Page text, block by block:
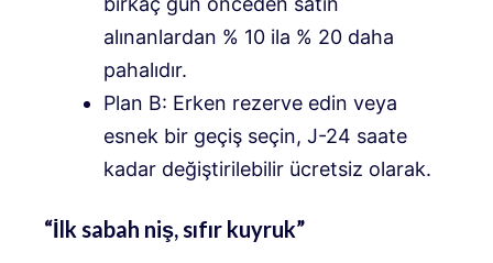
alınanlardan % 10 ila % 20 daha
pahalıdır.
Plan B: Erken rezerve edin veya
esnek bir geçiş seçin, J-24 saate
kadar değiştirilebilir ücretsiz olarak.
“İlk sabah niş, sıfır kuyruk”